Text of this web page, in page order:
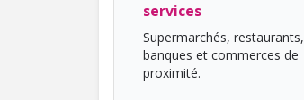
services
Supermarchés, restaurants,
banques et commerces de
proximité.